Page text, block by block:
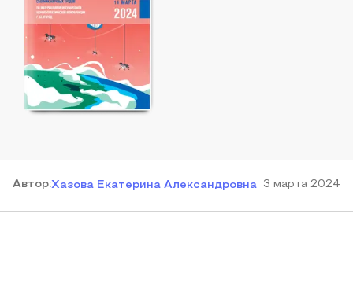
Автор:Хазова Екатерина Александровна 3 марта 2024